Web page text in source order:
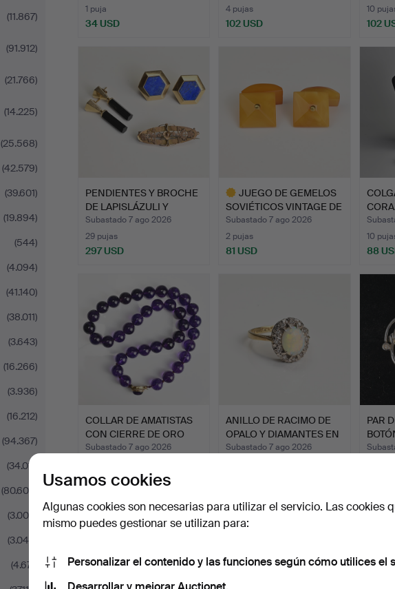
(11.867)
(91.912)
(21.766)
(14.225)
(25.568)
(42.579)
(39.601)
(19.894)
(544)
(4.094)
(41.140)
(38.011)
(3.643)
(16.266)
(3.936)
(16.212)
(94.367)
(34.011)
(80.604)
(3.000)
(3.046)
(4.671)
1 puja
34 USD
4 pujas
102 USD
10
102
PENDIENTES Y BROCHE
DE LAPISLÁZULI Y
ÓNICE…
Subastado 7 ago 2026
29 pujas
297 USD
JUEGO DE GEMELOS
SOVIÉTICOS VINTAGE DE
ÁMB…
Subastado 7 ago 2026
2 pujas
81 USD
10
88
COLLAR DE AMATISTAS
CON CIERRE DE ORO
AMAR…
Subastado 7 ago 2026
81 USD
ANILLO DE RACIMO DE
OPALO Y DIAMANTES EN
O…
Subastado 7 ago 2026
PAR
D…
Usamos cookies
Algunas cookies son necesarias para utilizar el servicio. Las cookies
mismo puedes gestionar se utilizan para:
Personalizar el contenido y las funciones según cómo utilices el